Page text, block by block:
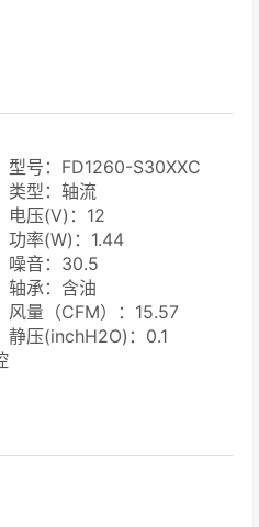
型号：FD1260-S30XXC
类型：轴流
电压(V)：12
功率(W)：1.44
噪音：30.5
轴承：含油
风量（CFM）：15.57
静压(inchH2O)：0.1